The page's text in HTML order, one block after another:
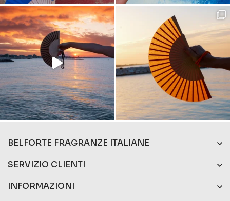
BELFORTE FRAGRANZE ITALIANE
SERVIZIO CLIENTI
INFORMAZIONI